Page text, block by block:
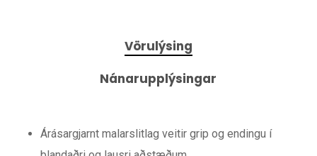
Vörulýsing
Nánarupplýsingar
Árásargjarnt malarslitlag veitir grip og endingu í